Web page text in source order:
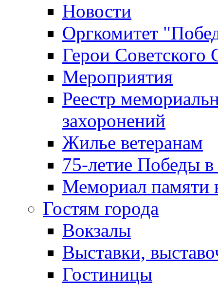
Новости
Оргкомитет
Герои Советского
Мероприятия
Реестр
захоронений
Жилье ветеранам
75-летие Победы
Мемориал памяти
Гостям города
Вокзалы
Выставки,
Гостиницы